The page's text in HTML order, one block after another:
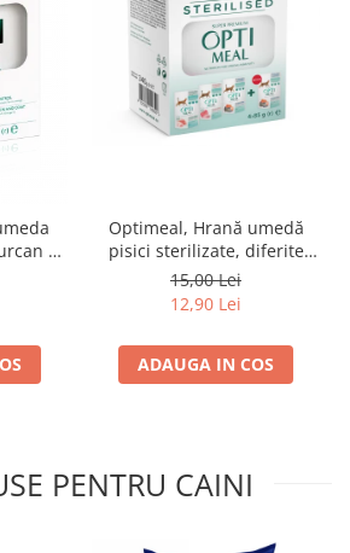
Optimeal, Hrană umedă
pisici sterilizate, diferite
arome, (3+1), 0.34kg
15,00 Lei
12,90 Lei
ADAUGA IN COS
PENTRU CAINI